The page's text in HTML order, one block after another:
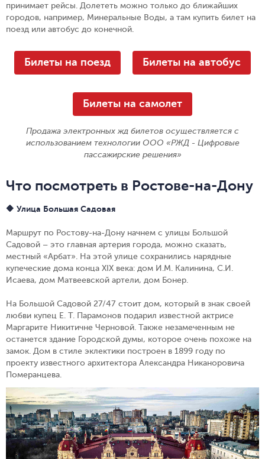
принимает рейсы. Долететь можно только до ближайших
городов, например, Минеральные Воды, а там купить билет на
поезд или автобус до конечной.
Билеты на поезд Билеты на автобус
Билеты на самолет
Продажа электронных жд билетов осуществляется с
использованием технологии ООО «РЖД - Цифровые
пассажирские решения»
Что посмотреть в Ростове-на-Дону
🔶 Улица Большая Садовая
Маршрут по Ростову-на-Дону начнем с улицы Большой
Садовой – это главная артерия города, можно сказать,
местный «Арбат». На этой улице сохранились нарядные
купеческие дома конца XIX века: дом И.М. Калинина, С.И.
Исаева, дом Матвеевской артели, дом Бонер.
На Большой Садовой 27/47 стоит дом, который в знак своей
любви купец Е. Т. Парамонов подарил известной актрисе
Маргарите Никитичне Черновой. Также незамеченным не
останется здание Городской думы, которое очень похоже на
замок. Дом в стиле эклектики построен в 1899 году по
проекту известного архитектора Александра Никаноровича
Померанцева.